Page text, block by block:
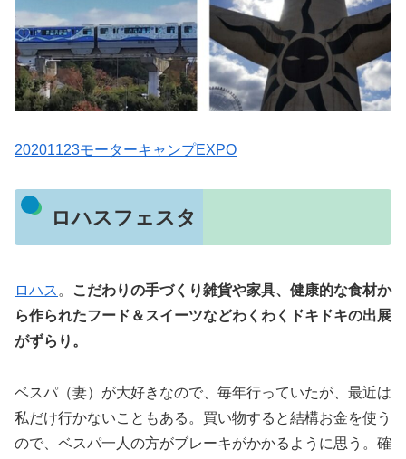
20201123モーターキャンプEXPO
ロハスフェスタ
ロハス 。
こだわりの⼿づくり雑貨や家具、健康的な⾷材か
ら作られたフード＆スイーツなどわくわくドキドキの出展
がずらり。
ベスパ（妻）が大好きなので、毎年行っていたが、最近は
私だけ行かないこともある。買い物すると結構お金を使う
ので、ベスパ一人の方がブレーキがかかるように思う。確